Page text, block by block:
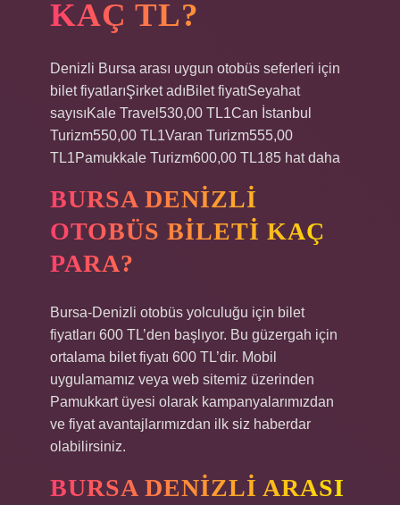
KAÇ TL?
Denizli Bursa arası uygun otobüs seferleri için
bilet fiyatlarıŞirket adıBilet fiyatıSeyahat
sayısıKale Travel530,00 TL1Can İstanbul
Turizm550,00 TL1Varan Turizm555,00
TL1Pamukkale Turizm600,00 TL185 hat daha
BURSA DENIZLI
OTOBÜS BILETI KAÇ
PARA?
Bursa-Denizli otobüs yolculuğu için bilet
fiyatları 600 TL’den başlıyor. Bu güzergah için
ortalama bilet fiyatı 600 TL’dir. Mobil
uygulamamız veya web sitemiz üzerinden
Pamukkart üyesi olarak kampanyalarımızdan
ve fiyat avantajlarımızdan ilk siz haberdar
olabilirsiniz.
BURSA DENIZLI ARASI